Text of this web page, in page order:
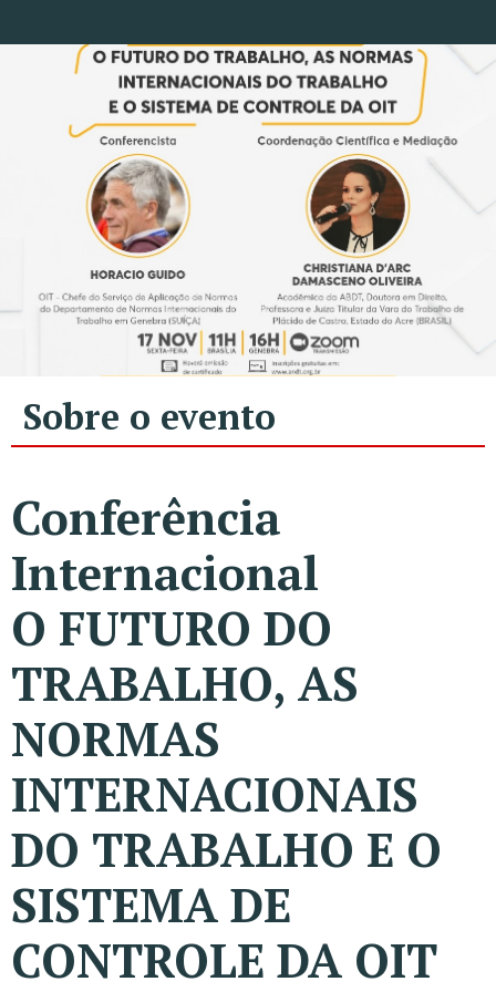
Sobre o evento
Conferência
Internacional
O FUTURO DO
TRABALHO, AS
NORMAS
INTERNACIONAIS
DO TRABALHO E O
SISTEMA DE
CONTROLE DA OIT